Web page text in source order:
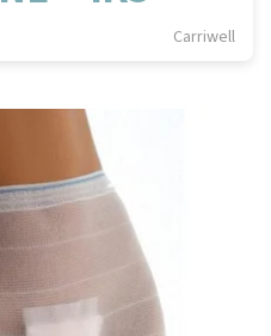
Carriwell